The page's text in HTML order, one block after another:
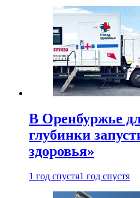
В Оренбуржье
глубинки
здоровья»
1 год спустя1 год спустя